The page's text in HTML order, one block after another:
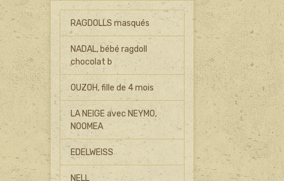
RAGDOLLS masqués
NADAL, bébé ragdoll
chocolat b
OUZOH, fille de 4 mois
LA NEIGE avec NEYMO,
NOOMEA
EDELWEISS
NELL